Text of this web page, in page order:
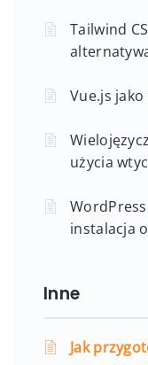
Tailwind
Vue.js
użycia
instalacja
Inne
Jak